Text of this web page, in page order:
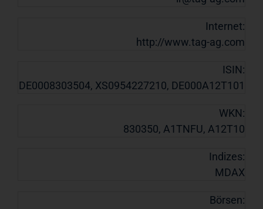
Internet:
http://www.tag-ag.com
ISIN:
DE0008303504, XS0954227210, DE000A12T101
WKN:
830350, A1TNFU, A12T10
Indizes:
MDAX
Börsen: